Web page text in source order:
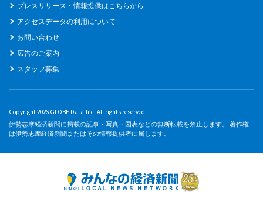
プレスリリース・情報提供はこちらから
アクセスデータの利用について
お問い合わせ
広告のご案内
スタッフ募集
Copyright 2026 GLOBE Data,Inc. All rights reserved.
伊勢志摩経済新聞に掲載の記事・写真・図表などの無断転載を禁止します。 著作権
は伊勢志摩経済新聞またはその情報提供者に属します。